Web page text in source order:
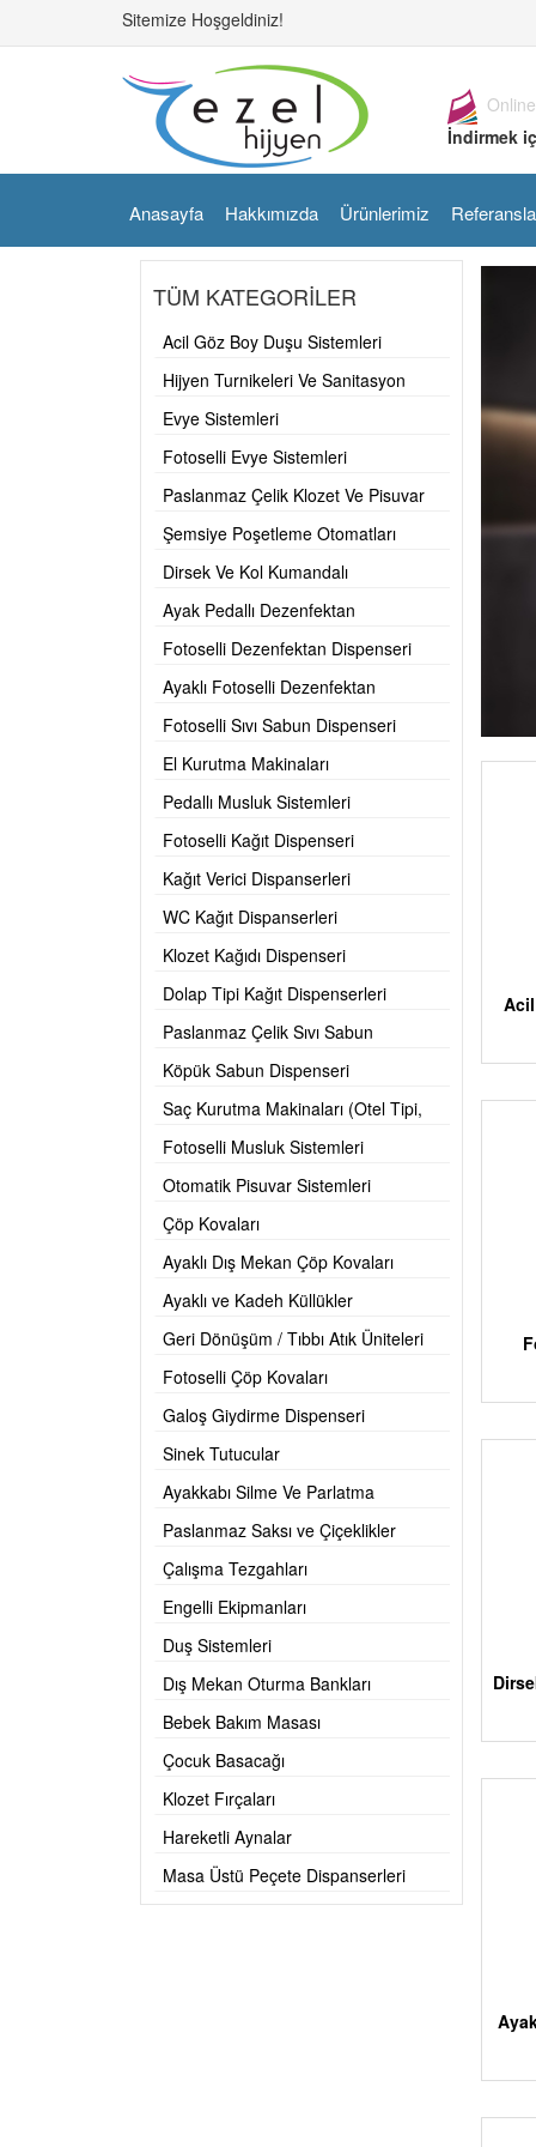
Sitemize Hoşgeldiniz!
İndirmek
Anasayfa Hakkımızda Ürünlerimiz
TÜM KATEGORİLER
Acil Göz Boy Duşu Sistemleri
Hijyen Turnikeleri Ve Sanitasyon
Evye Sistemleri
Fotoselli Evye Sistemleri
Paslanmaz Çelik Klozet Ve Pisuvar
Şemsiye Poşetleme Otomatları
Dirsek Ve Kol Kumandalı
Ayak Pedallı Dezenfektan
Fotoselli Dezenfektan Dispenseri
Ayaklı Fotoselli Dezenfektan
Fotoselli Sıvı Sabun Dispenseri
El Kurutma Makinaları
Pedallı Musluk Sistemleri
Fotoselli Kağıt Dispenseri
Kağıt Verici Dispanserleri
WC Kağıt Dispanserleri
Klozet Kağıdı Dispenseri
Dolap Tipi Kağıt Dispenserleri
Paslanmaz Çelik Sıvı Sabun
Köpük Sabun Dispenseri
Saç Kurutma Makinaları (Otel Tipi,
Fotoselli Musluk Sistemleri
Otomatik Pisuvar Sistemleri
Çöp Kovaları
Ayaklı Dış Mekan Çöp Kovaları
Ayaklı ve Kadeh Küllükler
Geri Dönüşüm / Tıbbı Atık Üniteleri
Fotoselli Çöp Kovaları
Galoş Giydirme Dispenseri
Sinek Tutucular
Ayakkabı Silme Ve Parlatma
Paslanmaz Saksı ve Çiçeklikler
Çalışma Tezgahları
Engelli Ekipmanları
Duş Sistemleri
Dış Mekan Oturma Bankları
Bebek Bakım Masası
Çocuk Basacağı
Klozet Fırçaları
Hareketli Aynalar
Masa Üstü Peçete Dispanserleri